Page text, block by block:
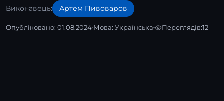
Виконавець: Артем Пивоваров
Опубліковано: 01.08.2024 Мова: Українська Переглядів:12